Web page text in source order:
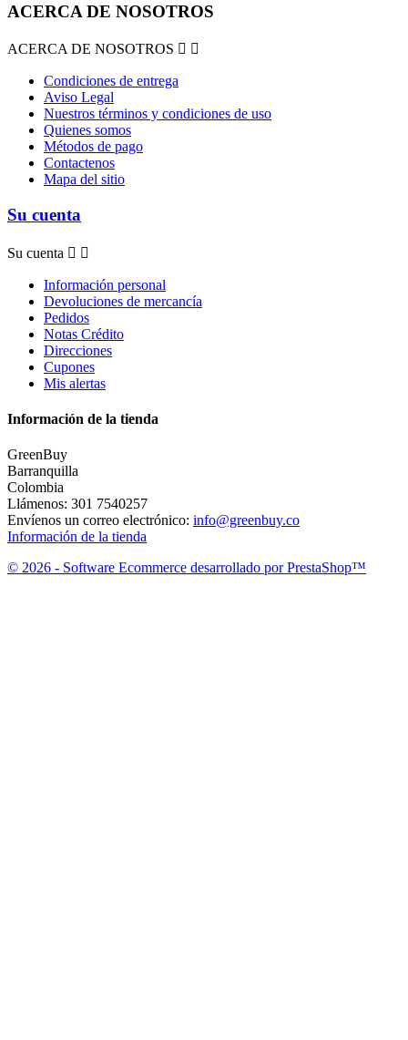
ACERCA DE NOSOTROS
ACERCA DE NOSOTROS  
Condiciones de entrega
Aviso Legal
Nuestros términos y condiciones de uso
Quienes somos
Métodos de pago
Contactenos
Mapa del sitio
Su cuenta
Su cuenta  
Información personal
Devoluciones de mercancía
Pedidos
Notas Crédito
Direcciones
Cupones
Mis alertas
Información de la tienda
GreenBuy
Barranquilla
Colombia
Llámenos: 301 7540257
Envíenos un correo electrónico: info@greenbuy.co
Información de la tienda
© 2026 - Software Ecommerce desarrollado por PrestaShop™